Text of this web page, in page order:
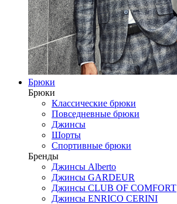
Брюки
Брюки
Классические брюки
Повседневные брюки
Джинсы
Шорты
Спортивные брюки
Бренды
Джинсы Alberto
Джинсы GARDEUR
Джинсы CLUB OF COMFORT
Джинсы ENRICO CERINI